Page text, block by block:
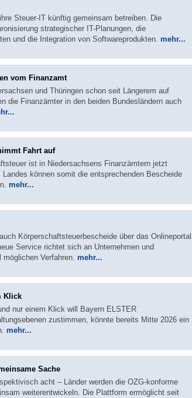
Steuer-IT künftig gemeinsam betreiben. Die
strategischer IT-Planungen, die
und die Integration von Softwareprodukten. mehr...
vom Finanzamt
und Thüringen schon seit Längerem auf
die Finanzämter in den beiden Bundesländern auch
Fahrt auf
ist in Niedersachsens Finanzämtern jetzt
können somit die entsprechenden Bescheide
mehr...
Körperschaftsteuerbescheide über das Onlineportal
Service richtet sich an Unternehmen und
Verfahren. mehr...
Klick
nur einem Klick will Bayern ELSTER
zustimmen, könnte bereits Mitte 2026 ein
mehr...
Sache
acht – Länder werden die OZG-konforme
weiterentwickeln. Die Plattform ermöglicht seit